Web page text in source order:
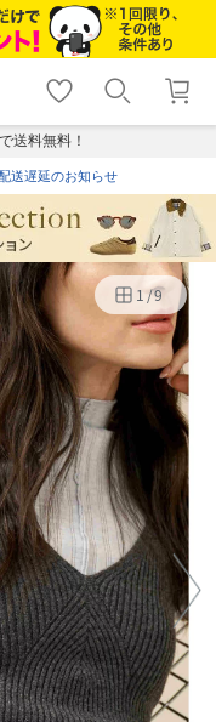
shopping_cart lock_outline
ログイン
送料無料！
送遅延のお知らせ
1 /9